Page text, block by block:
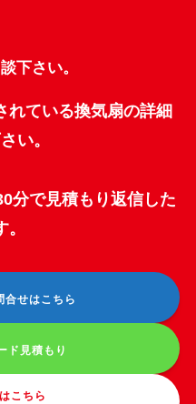
下さい。
れている換気扇の詳細
さい。
分で見積もり返信した
。
合せはこちら
ド見積もり
こちら